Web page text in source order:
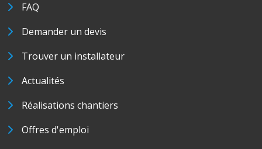
FAQ
Demander un devis
Trouver un installateur
Actualités
Réalisations chantiers
Offres d'emploi